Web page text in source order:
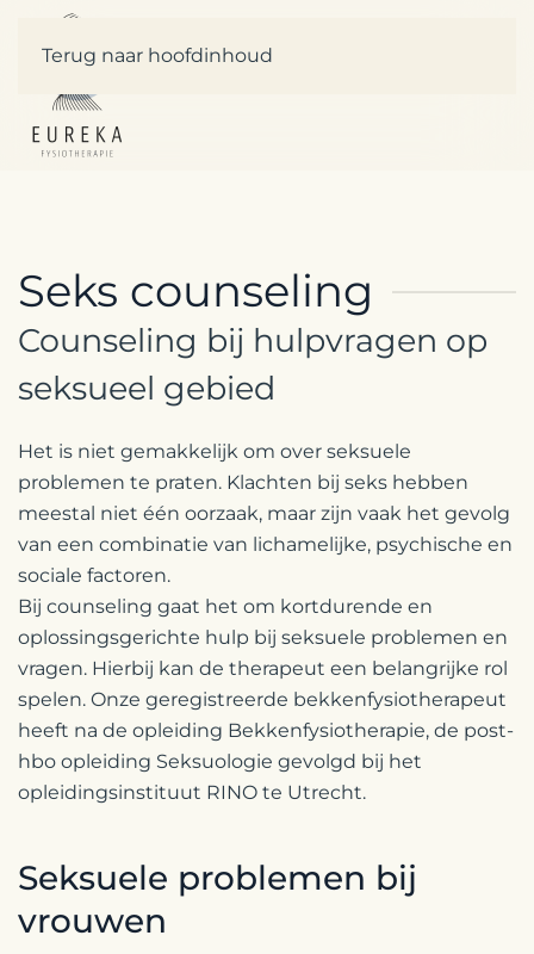
Terug naar hoofdinhoud
Seks counseling
Counseling bij hulpvragen op
seksueel gebied
Het is niet gemakkelijk om over seksuele
problemen te praten. Klachten bij seks hebben
meestal niet één oorzaak, maar zijn vaak het gevolg
van een combinatie van lichamelijke, psychische en
sociale factoren.
Bij counseling gaat het om kortdurende en
oplossingsgerichte hulp bij seksuele problemen en
vragen. Hierbij kan de therapeut een belangrijke rol
spelen. Onze geregistreerde bekkenfysiotherapeut
heeft na de opleiding Bekkenfysiotherapie, de post-
hbo opleiding Seksuologie gevolgd bij het
opleidingsinstituut RINO te Utrecht.
Seksuele problemen bij
vrouwen